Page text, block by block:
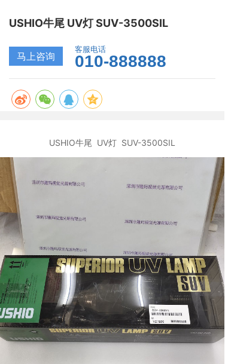
USHIO牛尾 UV灯 SUV-3500SIL
马上咨询
客服电话
010-888888
USHIO牛尾 UV灯 SUV-3500SIL